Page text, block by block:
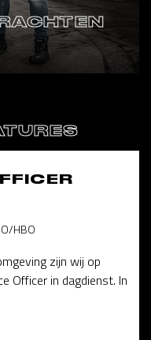
HBO
zijn wij op
Officer in dagdienst. In